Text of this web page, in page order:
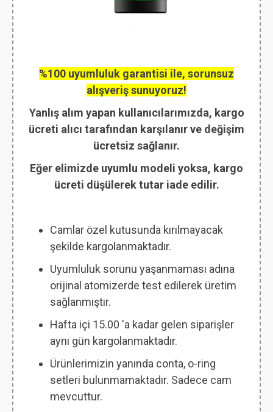
%100 uyumluluk garantisi ile, sorunsuz
alışveriş sunuyoruz!
Yanlış alım yapan kullanıcılarımızda, kargo
ücreti alıcı tarafından karşılanır ve değişim
ücretsiz sağlanır.
Eğer elimizde uyumlu modeli yoksa, kargo
ücreti düşülerek tutar iade edilir.
Camlar özel kutusunda kırılmayacak
şekilde kargolanmaktadır.
Uyumluluk sorunu yaşanmaması adına
orijinal atomizerde test edilerek üretim
sağlanmıştır.
Hafta içi 15.00 'a kadar gelen siparişler
aynı gün kargolanmaktadır.
Ürünlerimizin yanında conta, o-ring
setleri bulunmamaktadır. Sadece cam
mevcuttur.